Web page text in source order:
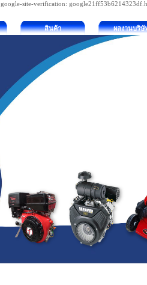
google-site-verification:
สินค้า ผลงานบริษั